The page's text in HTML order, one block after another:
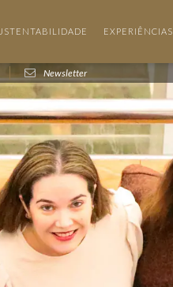
EXPERIÊNCIAS
Newsletter